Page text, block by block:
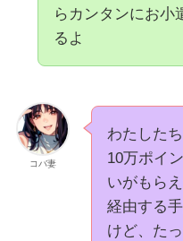
らカンタンにお小
るよ
コバ妻
わたした
10万ポイ
いがもら
経由する
けど、た